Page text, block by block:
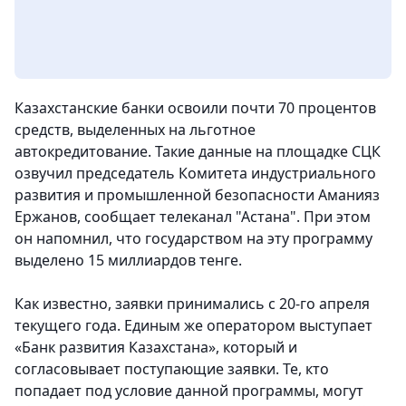
Казахстанские банки освоили почти 70 процентов
средств, выделенных на льготное
автокредитование. Такие данные на площадке СЦК
озвучил председатель Комитета индустриального
развития и промышленной безопасности Аманияз
Ержанов, сообщает телеканал "Астана". При этом
он напомнил, что государством на эту программу
выделено 15 миллиардов тенге.
Как известно, заявки принимались с 20-го апреля
текущего года. Единым же оператором выступает
«Банк развития Казахстана», который и
согласовывает поступающие заявки. Те, кто
попадает под условие данной программы, могут